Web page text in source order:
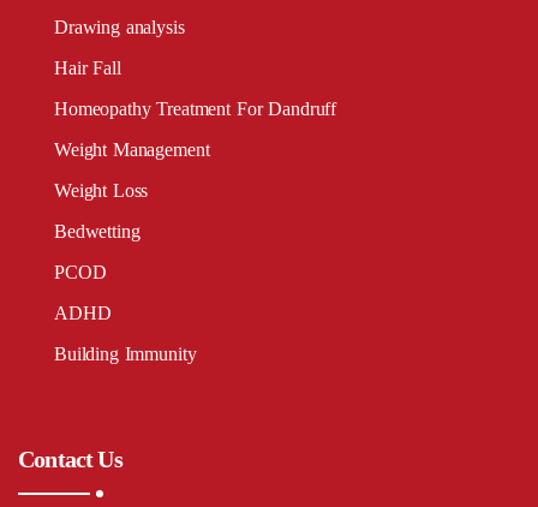
Drawing analysis
Hair Fall
Homeopathy Treatment For Dandruff
Weight Management
Weight Loss
Bedwetting
PCOD
ADHD
Building Immunity
Contact Us